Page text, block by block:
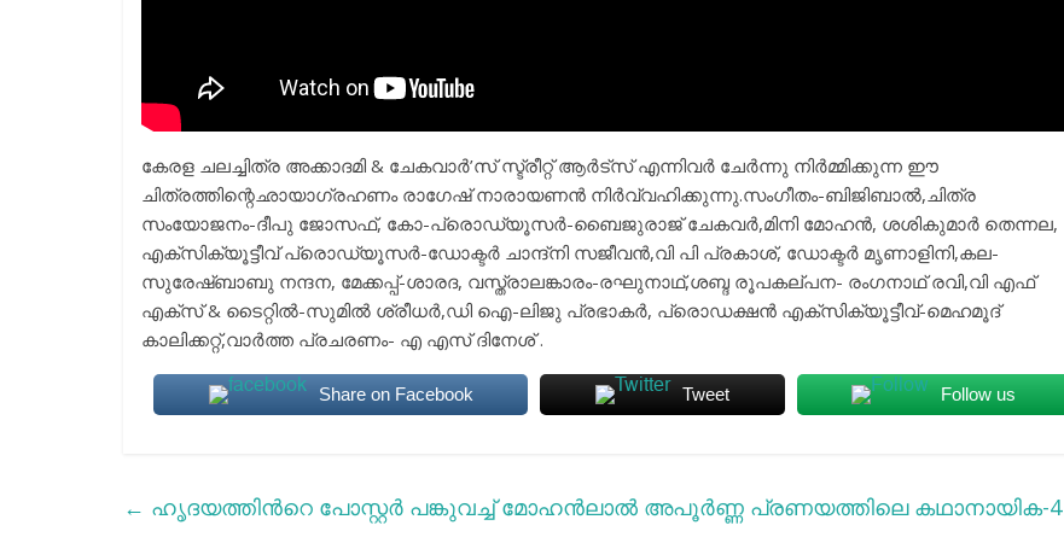
കേരള ചലച്ചിത്ര അക്കാദമി & ചേകവാർ’സ്‌ സ്ട്രീറ്റ് ആർട്സ് എന്നിവർ ചേർന്നു നിർമ്മിക്കുന്ന ഈ
ചിത്രത്തിന്റെഛായാഗ്രഹണം രാഗേഷ് നാരായണൻ നിർവ്വഹിക്കുന്നു.സംഗീതം-ബിജിബാൽ,ചിത്ര
സംയോജനം-ദീപു ജോസഫ്‌, കോ-പ്രൊഡ്യൂസർ-ബൈജുരാജ് ചേകവർ,മിനി മോഹൻ, ശശികുമാർ തെന്നല,
എക്സിക്യൂട്ടീവ് പ്രൊഡ്യൂസർ-ഡോക്ടർ ചാന്ദ്നി സജീവൻ,വി പി പ്രകാശ്, ഡോക്ടർ മൃണാളിനി,കല-
സുരേഷ്ബാബു നന്ദന, മേക്കപ്പ്-ശാരദ, വസ്ത്രാലങ്കാരം-രഘുനാഥ്,ശബ്ദ രൂപകല്പന- രംഗനാഥ് രവി,വി എഫ്
എക്സ് & ടൈറ്റിൽ-സുമിൽ ശ്രീധർ,ഡി ഐ-ലിജു പ്രഭാകർ, പ്രൊഡക്ഷൻ എക്സിക്യൂട്ടീവ്-മെഹമൂദ്
കാലിക്കറ്റ്,വാർത്ത പ്രചരണം- എ എസ്‌ ദിനേശ് .
Share on Facebook Tweet Follow us
← ഹൃദയത്തിന്‍റെ പോസ്റ്റര്‍ പങ്കുവച്ച് മോഹന്‍ലാല്‍ അപൂർണ്ണ പ്രണയത്തിലെ കഥാനായിക-4